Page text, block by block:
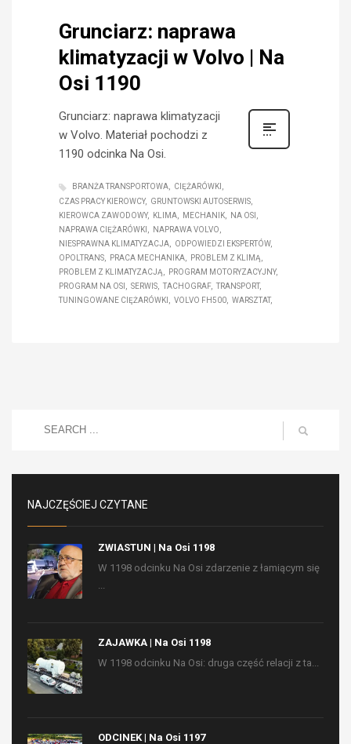
Grunciarz: naprawa
klimatyzacji w Volvo | Na
Osi 1190
Grunciarz: naprawa klimatyzacji
w Volvo. Materiał pochodzi z
1190 odcinka Na Osi.
BRANŻA TRANSPORTOWA
CIĘŻARÓWKI
CZAS PRACY KIEROWCY
GRUNTOWSKI AUTOSERWIS
KIEROWCA ZAWODOWY
KLIMA MECHANIK
NA OSI
NAPRAWA CIĘŻARÓWKI
NAPRAWA VOLVO
NIESPRAWNA KLIMATYZACJA
ODPOWIEDZI EKSPERTÓW
OPOLTRANS
PRACA MECHANIKA
PROBLEM Z KLIMĄ
PROBLEM Z KLIMATYZACJĄ
PROGRAM MOTORYZACYJNY
PROGRAM NA OSI
SERWIS TACHOGRAF
TRANSPORT
TUNINGOWANE CIĘŻARÓWKI
VOLVO FH500 WARSZTAT
NAJCZĘŚCIEJ CZYTANE
ZWIASTUN | Na Osi 1198
W 1198 odcinku Na Osi zdarzenie z łamiącym się
ZAJAWKA | Na Osi 1198
W 1198 odcinku Na Osi: druga część relacji z ta...
ODCINEK | Na Osi 1197